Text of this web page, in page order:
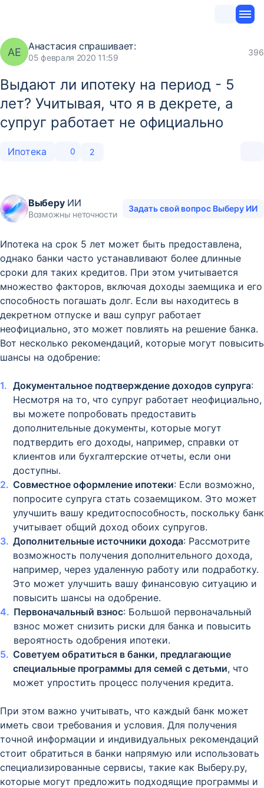
АЕ Анастасия спрашивает:
05 февраля 2020 11:59
396
Выдают ли ипотеку на период - 5
лет? Учитывая, что я в декрете, а
супруг работает не официально
Ипотека 0 2
ВыберуИИ
Возможны неточности
Задать свой вопрос Выберу ИИ
Ипотека на срок 5 лет может быть предоставлена,
однако банки часто устанавливают более длинные
сроки для таких кредитов. При этом учитывается
множество факторов, включая доходы заемщика и его
способность погашать долг. Если вы находитесь в
декретном отпуске и ваш супруг работает
неофициально, это может повлиять на решение банка.
Вот несколько рекомендаций, которые могут повысить
шансы на одобрение:
Документальное подтверждение доходов супруга:
Несмотря на то, что супруг работает неофициально,
вы можете попробовать предоставить
дополнительные документы, которые могут
подтвердить его доходы, например, справки от
клиентов или бухгалтерские отчеты, если они
доступны.
Совместное оформление ипотеки: Если возможно,
попросите супруга стать созаемщиком. Это может
улучшить вашу кредитоспособность, поскольку банк
учитывает общий доход обоих супругов.
Дополнительные источники дохода: Рассмотрите
возможность получения дополнительного дохода,
например, через удаленную работу или подработку.
Это может улучшить вашу финансовую ситуацию и
повысить шансы на одобрение.
Первоначальный взнос: Большой первоначальный
взнос может снизить риски для банка и повысить
вероятность одобрения ипотеки.
Советуем обратиться в банки, предлагающие
специальные программы для семей с детьми, что
может упростить процесс получения кредита.
При этом важно учитывать, что каждый банк может
иметь свои требования и условия. Для получения
точной информации и индивидуальных рекомендаций
стоит обратиться в банки напрямую или использовать
специализированные сервисы, такие как Выберу.ру,
которые могут предложить подходящие программы и